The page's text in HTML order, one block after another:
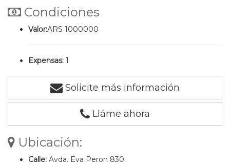
Condiciones
Valor:ARS 1000000
Expensas: 1
Solicite más información
Lláme ahora
Ubicación:
Calle: Avda. Eva Peron 830